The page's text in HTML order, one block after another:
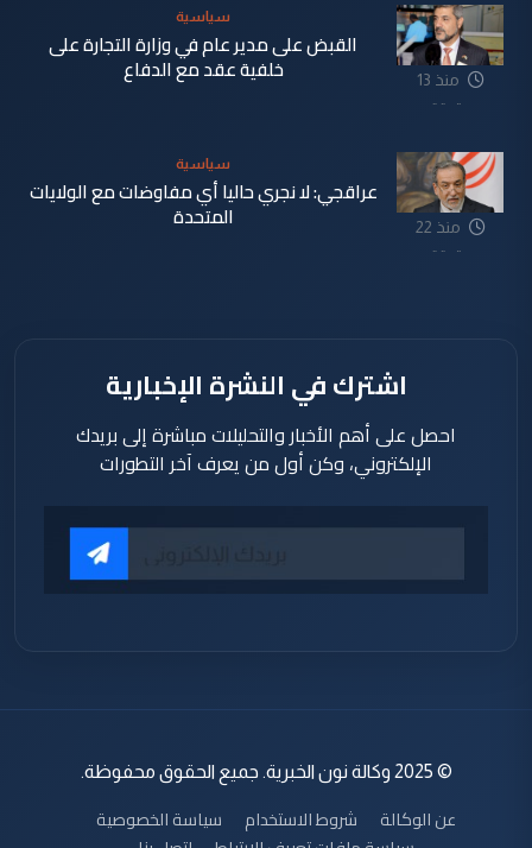
منذ 13
دقيقة
سياسية
القبض على مدير عام في وزارة التجارة على
خلفية عقد مع الدفاع
منذ 22
دقيقة
سياسية
عراقجي: لا نجري حاليا أي مفاوضات مع الولايات
المتحدة
اشترك في النشرة الإخبارية
احصل على أهم الأخبار والتحليلات مباشرة إلى بريدك
الإلكتروني، وكن أول من يعرف آخر التطورات
© 2025 وكالة نون الخبرية. جميع الحقوق محفوظة.
عن الوكالة شروط الاستخدام
سياسة الخصوصية